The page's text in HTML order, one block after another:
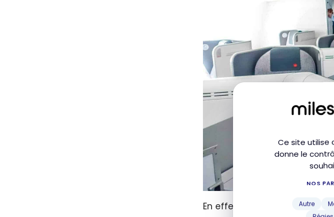
Ce site utilise
donne le
NOS
Autre
En effet, nos voisins